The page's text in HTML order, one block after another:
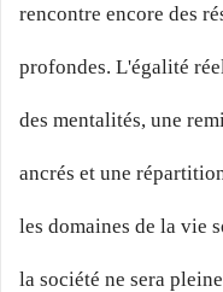
rencontre encore des
profondes. L'égalité
des mentalités, une
ancrés et une
les domaines de la vie
la société ne sera